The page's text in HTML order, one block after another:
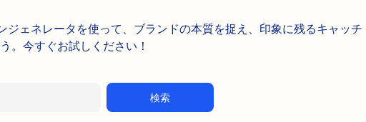
ェネレータを使って、ブランドの本質を捉え、印象に残るキャッチ
。今すぐお試しください！
検索